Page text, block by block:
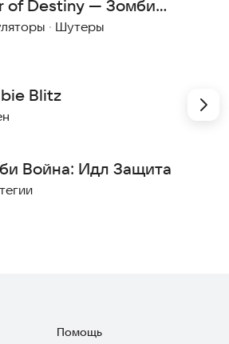
of Destiny — Зомби
· Шутеры
Blitz
Война: Идл Защита
Помощь